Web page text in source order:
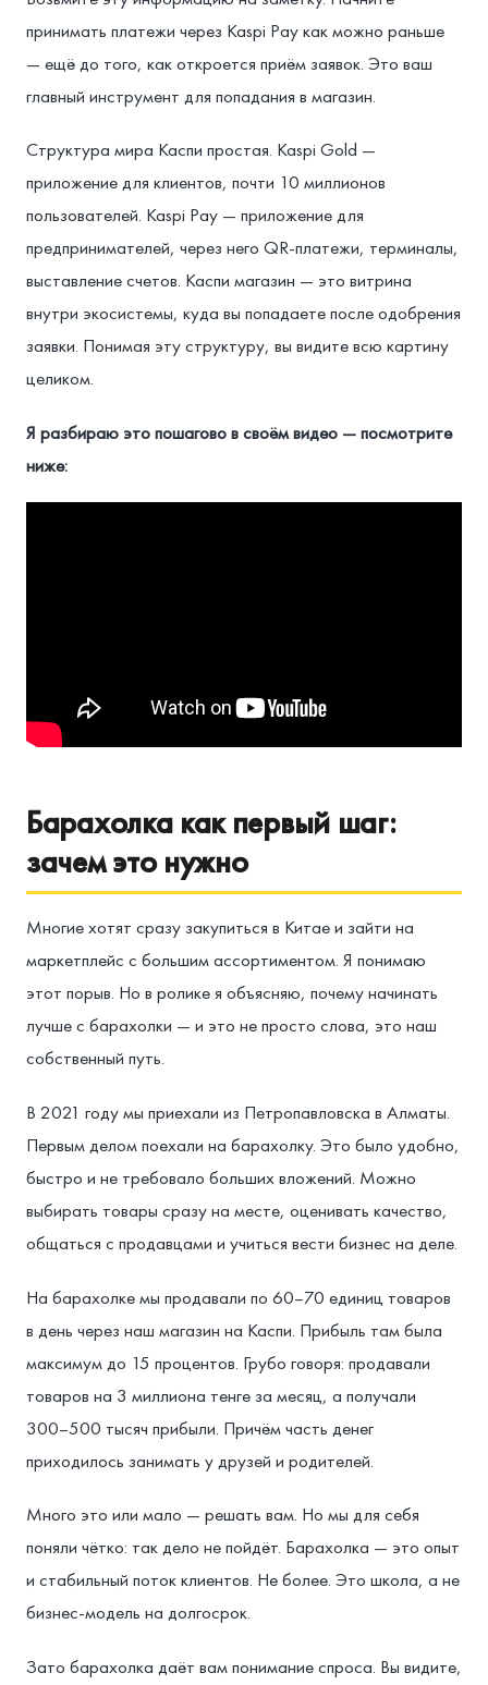
принимать платежи через Kaspi Pay как можно раньше
— ещё до того, как откроется приём заявок. Это ваш
главный инструмент для попадания в магазин.
Структура мира Каспи простая. Kaspi Gold —
приложение для клиентов, почти 10 миллионов
пользователей. Kaspi Pay — приложение для
предпринимателей, через него QR-платежи, терминалы,
выставление счетов. Каспи магазин — это витрина
внутри экосистемы, куда вы попадаете после одобрения
заявки. Понимая эту структуру, вы видите всю картину
целиком.
Я разбираю это пошагово в своём видео — посмотрите
ниже:
Барахолка как первый шаг:
зачем это нужно
Многие хотят сразу закупиться в Китае и зайти на
маркетплейс с большим ассортиментом. Я понимаю
этот порыв. Но в ролике я объясняю, почему начинать
лучше с барахолки — и это не просто слова, это наш
собственный путь.
В 2021 году мы приехали из Петропавловска в Алматы.
Первым делом поехали на барахолку. Это было удобно,
быстро и не требовало больших вложений. Можно
выбирать товары сразу на месте, оценивать качество,
общаться с продавцами и учиться вести бизнес на деле.
На барахолке мы продавали по 60–70 единиц товаров
в день через наш магазин на Каспи. Прибыль там была
максимум до 15 процентов. Грубо говоря: продавали
товаров на 3 миллиона тенге за месяц, а получали
300–500 тысяч прибыли. Причём часть денег
приходилось занимать у друзей и родителей.
Много это или мало — решать вам. Но мы для себя
поняли чётко: так дело не пойдёт. Барахолка — это опыт
и стабильный поток клиентов. Не более. Это школа, а не
бизнес-модель на долгосрок.
Зато барахолка даёт вам понимание спроса. Вы видите,